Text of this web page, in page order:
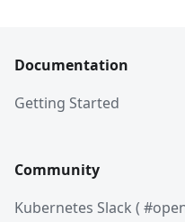
Documentation
Getting Started
Community
Kubernetes Slack (